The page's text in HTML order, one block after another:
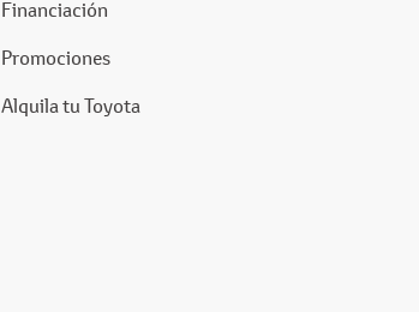
Financiación
Promociones
Alquila tu Toyota